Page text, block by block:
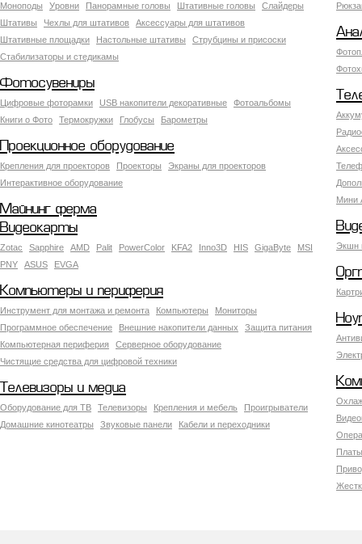
Моноподы Уровни Панорамные головы Штативные головы
Слайдеры
Штативы
Чехлы для штативов
Аксессуары для штативов
Штативные площадки
Настольные штативы
Струбцины и присоски
Стабилизаторы и стедикамы
Фотосувениры
Цифровые фоторамки USB накопители декоративные
Фотоальбомы
Книги о Фото
Термокружки Глобусы Барометры
Мини
Проекционное оборудование
Крепления для проекторов Проекторы
Экраны для проекторов
Интерактивное оборудование
Майнинг ферма
Экшн
Видеокарты
Zotac Sapphire AMD Palit PowerColor KFA2 Inno3D HIS GigaByte
MSI
PNY
ASUS EVGA
Компьютеры и периферия
Инструмент для монтажа и ремонта Компьютеры
Мониторы
Программное обеспечение
Внешние накопители данных
Защита питания
Компьютерная периферия
Серверное оборудование
Чистящие средства для цифровой техники
Телевизоры и медиа
Оборудование для ТВ Телевизоры Крепления и мебель
Проигрыватели
Домашние кинотеатры
Звуковые панели Кабели и переходники